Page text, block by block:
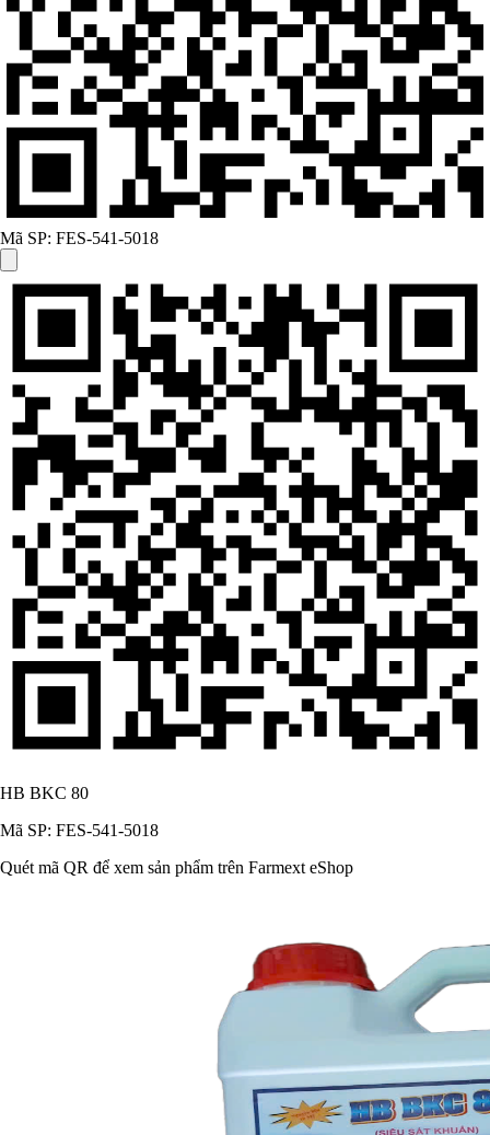
Mã SP: FES-541-5018
HB BKC 80
Mã SP: FES-541-5018
Quét mã QR để xem sản phẩm trên Farmext eShop